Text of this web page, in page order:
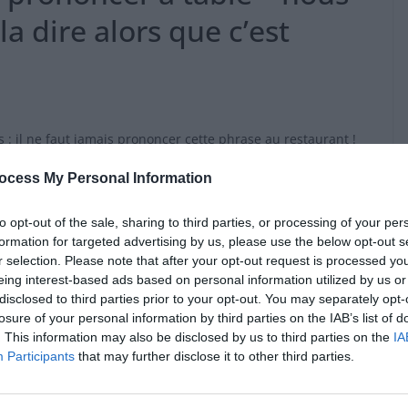
My Personal Information
opt-out of the sale, sharing to third parties, or processing of your
for targeted advertising by us, please use the below opt-out
selection. Please note that after your opt-out request is processed
interest-based ads based on personal information utilized by us
to third parties prior to your opt-out. You may separately
of your personal information by third parties on the IAB’s list of
This information may also be disclosed by us to third parties on the
Participants that may further disclose it to other third parties.
dire alors que c’est
: il ne faut jamais prononcer cette phrase au restaurant !
le piège…
ne sommes pas les plus mal instruits. La gastronomie
nous avons même plutôt tendance à très bien nous tenir
habitude de prononcer cette phrase inappropriée,
C’est à n’y rien comprendre ! La dernière
êtes justement tombé dans le piège. Alors que vous
respect du bon ordre des couverts, vous aviez même
sachant dorénavant que cette expression faisait référence
avant de demander l’addition, tout a dérapé…